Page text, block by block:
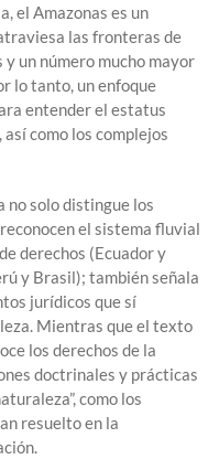
el Amazonas es un
las fronteras de
un número mucho mayor
lo tanto, un enfoque
entender el estatus
como los complejos
solo distingue los
el sistema fluvial
derechos (Ecuador y
y Brasil); también señala
jurídicos que sí
Mientras que el texto
los derechos de la
doctrinales y prácticas
como los
resuelto en la